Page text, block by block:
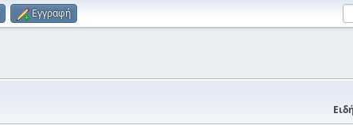
Εγγραφή